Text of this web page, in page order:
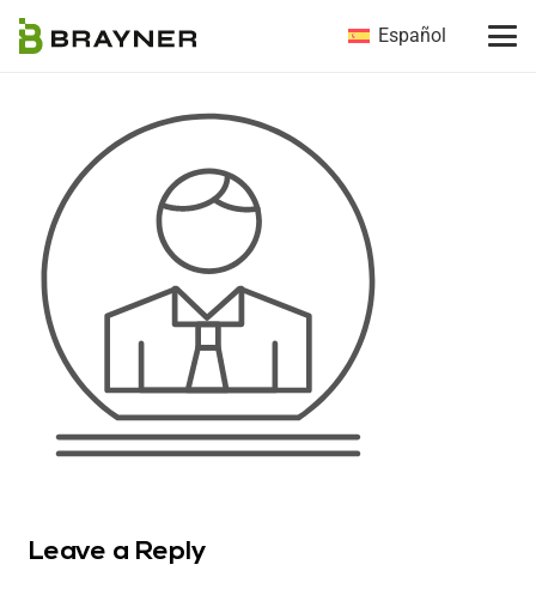
Español
Leave a Reply